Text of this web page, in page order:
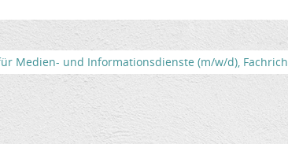
Medien- und Informationsdienste (m/w/d),